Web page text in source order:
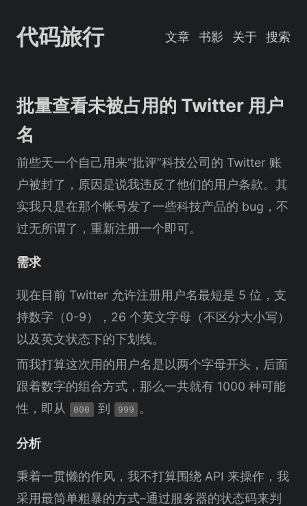
代码旅行 文章 书影 关于 搜索
批量查看未被占用的 Twitter 用户
名
前些天一个自己用来“批评”科技公司的 Twitter 账
户被封了，原因是说我违反了他们的用户条款。其
实我只是在那个帐号发了一些科技产品的 bug，不
过无所谓了，重新注册一个即可。
需求
现在目前 Twitter 允许注册用户名最短是 5 位，支
持数字（0-9），26 个英文字母（不区分大小写）
以及英文状态下的下划线。
而我打算这次用的用户名是以两个字母开头，后面
跟着数字的组合方式，那么一共就有 1000 种可能
性，即从
000 到 999 。
分析
秉着一贯懒的作风，我不打算围绕 API 来操作，我
采用最简单粗暴的方式–通过服务器的状态码来判